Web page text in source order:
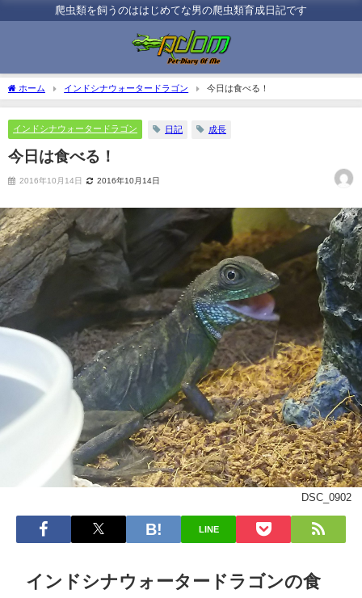
爬虫類を飼うのははじめてな男の爬虫類育成日記です
ホーム インドシナウォータードラゴン 今日は食べる！
インドシナウォータードラゴン 日記 成長
今日は食べる！
2016年10月14日 2016年10月14日
DSC_0902
LINE
インドシナウォータードラゴンの食